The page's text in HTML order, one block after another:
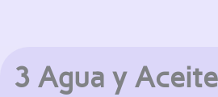
3 Agua y